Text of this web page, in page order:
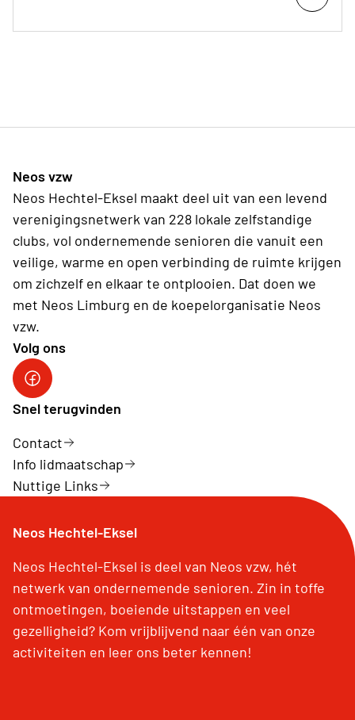
Neos vzw
Neos Hechtel-Eksel maakt deel uit van een levend
verenigingsnetwerk van 228 lokale zelfstandige
clubs, vol ondernemende senioren die vanuit een
veilige, warme en open verbinding de ruimte krijgen
om zichzelf en elkaar te ontplooien. Dat doen we
met Neos Limburg en de koepelorganisatie Neos
vzw.
Volg ons
Snel terugvinden
Contact
Info lidmaatschap
Nuttige Links
Neos Hechtel-Eksel
Neos Hechtel-Eksel is deel van Neos vzw, hét
netwerk van ondernemende senioren. Zin in toffe
ontmoetingen, boeiende uitstappen en veel
gezelligheid? Kom vrijblijvend naar één van onze
activiteiten en leer ons beter kennen!